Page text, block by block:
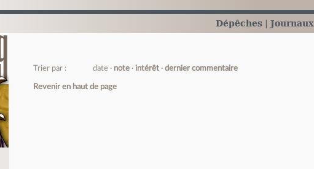
Dépêches Journaux
Trier par : date note intérêt dernier commentaire
Revenir en haut de page